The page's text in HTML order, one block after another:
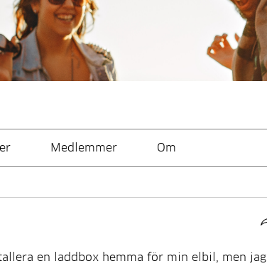
Medlemmer Om
en laddbox hemma för min elbil, men jag